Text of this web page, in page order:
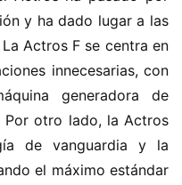
y ha dado lugar a las
Actros F se centra en
innecesarias, con
generadora de
Por otro lado, la Actros
de vanguardia y la
el máximo estándar